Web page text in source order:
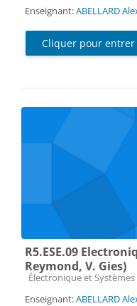
Enseignant:ABELLARD
Cliquer pour entrer
R5.ESE.09
Reymond, V. Gies)
Catégorie de cours
Électronique et Systèmes
Enseignant:ABELLARD